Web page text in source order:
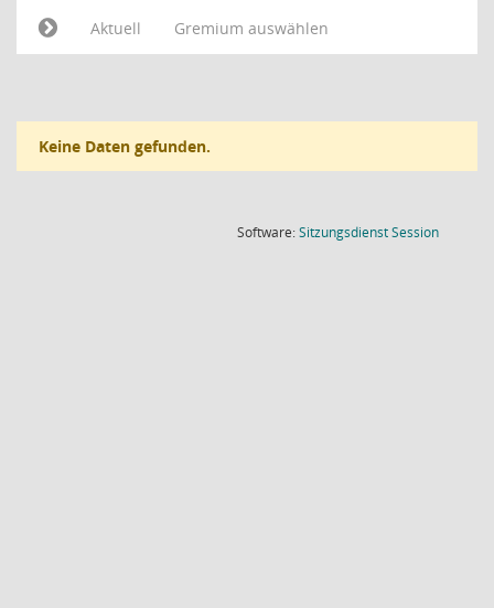
Aktuell
Gremium auswählen
Keine Daten gefunden.
Software:SitzungsdienstSession(Wird in